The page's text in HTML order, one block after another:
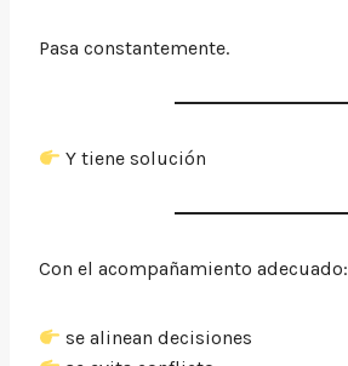
Pasa constantemente.
Y tiene solución
Con el acompañamiento adecuado:
se alinean decisiones